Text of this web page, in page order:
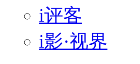
i评客
i影·视界